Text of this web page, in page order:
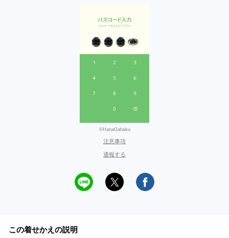
©HanaGahaku
注意事項
通報する
この着せかえの説明